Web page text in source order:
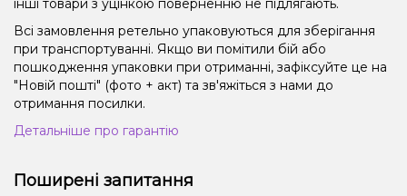
інші товари з уцінкою поверненню не підлягають.
Всі замовлення ретельно упаковуються для зберігання
при транспортуванні. Якщо ви помітили бій або
пошкодження упаковки при отриманні, зафіксуйте це на
"Новій пошті" (фото + акт) та зв'яжіться з нами до
отримання посилки.
Детальніше про гарантію
Поширені запитання